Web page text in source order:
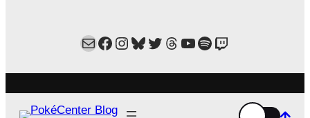
MailFacebook
Instagram
Bluesky
Twitter
Estamos no Threads!
YouTube
Spotify
Twitch